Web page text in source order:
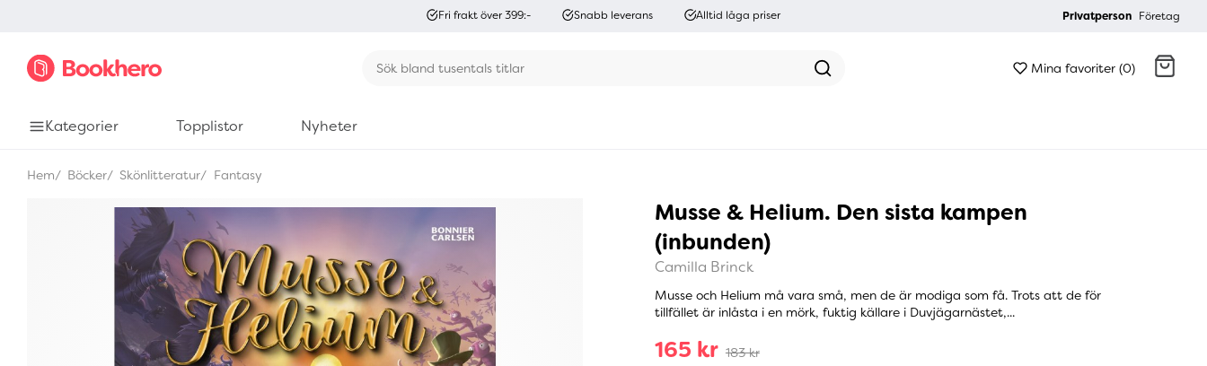
Fri frakt över 399:- Snabb leverans Alltid låga priser Privatperson Företag
Mina favoriter (0)
Kategorier Topplistor Nyheter
Hem Böcker Skönlitteratur Fantasy
Musse & Helium. Den sista kampen
(inbunden)
Camilla Brinck
Musse och Helium må vara små, men de är modiga som få. Trots att de för
tillfället är inlåsta i en mörk, fuktig källare i Duvjägarnästet,...
165 kr 183 kr